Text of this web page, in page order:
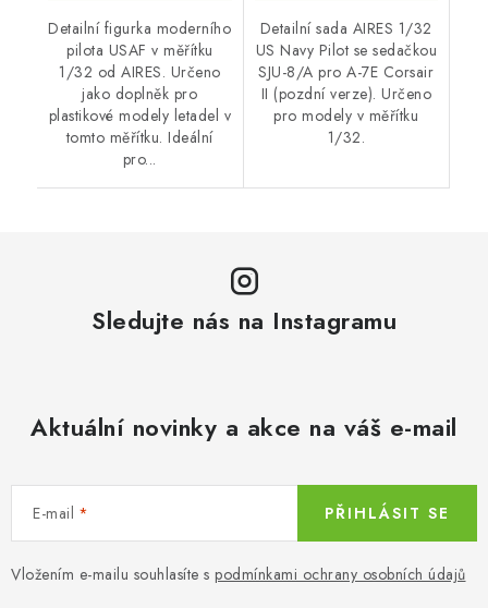
Detailní figurka moderního
pilota USAF v měřítku
1/32 od AIRES. Určeno
jako doplněk pro
plastikové modely letadel v
tomto měřítku. Ideální
pro...
Detailní sada AIRES 1/32
US Navy Pilot se sedačkou
SJU-8/A pro A-7E Corsair
II (pozdní verze). Určeno
pro modely v měřítku
1/32.
Sledujte nás na Instagramu
Aktuální novinky a akce na váš e-mail
E-mail
Vložením e-mailu souhlasíte s podmínkami ochrany osobních údajů
PŘIHLÁSIT SE